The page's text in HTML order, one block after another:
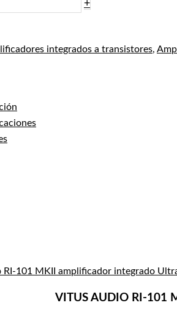
+
integrados a transistores,
VITUS AUDIO RI-101